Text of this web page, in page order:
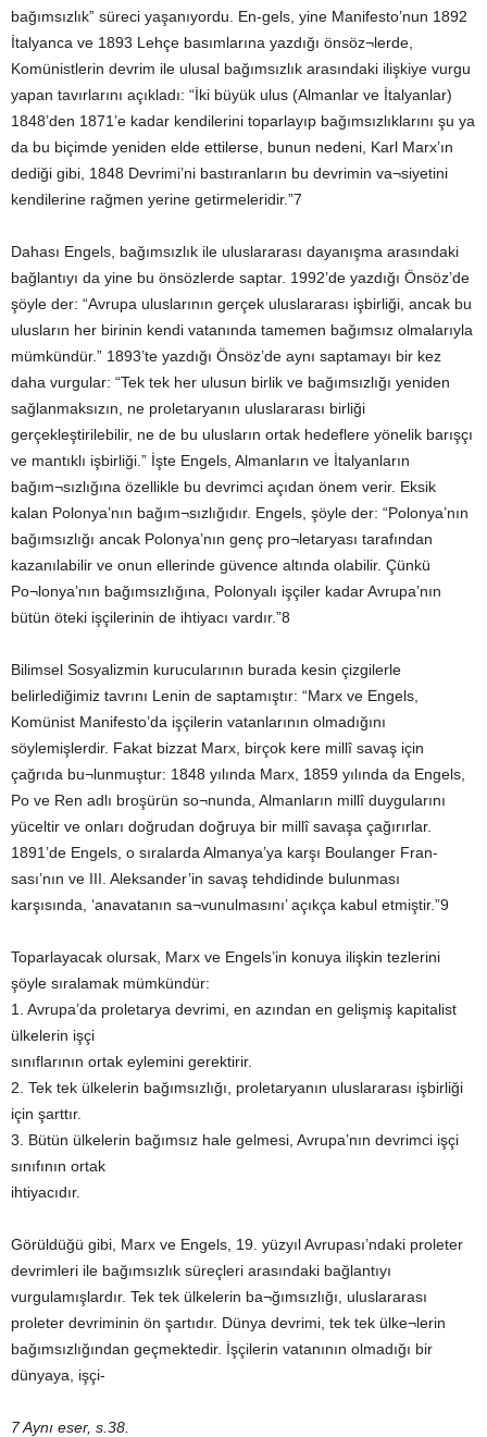
bağımsızlık” süreci yaşanıyordu. En-gels, yine Manifesto’nun 1892
İtalyanca ve 1893 Lehçe basımlarına yazdığı önsöz¬lerde,
Komünistlerin devrim ile ulusal bağımsızlık arasındaki ilişkiye vurgu
yapan tavırlarını açıkladı: “İki büyük ulus (Almanlar ve İtalyanlar)
1848’den 1871’e kadar kendilerini toparlayıp bağımsızlıklarını şu ya
da bu biçimde yeniden elde ettilerse, bunun nedeni, Karl Marx’ın
dediği gibi, 1848 Devrimi’ni bastıranların bu devrimin va¬siyetini
kendilerine rağmen yerine getirmeleridir.”7
Dahası Engels, bağımsızlık ile uluslararası dayanışma arasındaki
bağlantıyı da yine bu önsözlerde saptar. 1992’de yazdığı Önsöz’de
şöyle der: “Avrupa uluslarının gerçek uluslararası işbirliği, ancak bu
ulusların her birinin kendi vatanında tamemen bağımsız olmalarıyla
mümkündür.” 1893’te yazdığı Önsöz’de aynı saptamayı bir kez
daha vurgular: “Tek tek her ulusun birlik ve bağımsızlığı yeniden
sağlanmaksızın, ne proletaryanın uluslararası birliği
gerçekleştirilebilir, ne de bu ulusların ortak hedeflere yönelik barışçı
ve mantıklı işbirliği.” İşte Engels, Almanların ve İtalyanların
bağım¬sızlığına özellikle bu devrimci açıdan önem verir. Eksik
kalan Polonya’nın bağım¬sızlığıdır. Engels, şöyle der: “Polonya’nın
bağımsızlığı ancak Polonya’nın genç pro¬letaryası tarafından
kazanılabilir ve onun ellerinde güvence altında olabilir. Çünkü
Po¬lonya’nın bağımsızlığına, Polonyalı işçiler kadar Avrupa’nın
bütün öteki işçilerinin de ihtiyacı vardır.”8
Bilimsel Sosyalizmin kurucularının burada kesin çizgilerle
belirlediğimiz tavrını Lenin de saptamıştır: “Marx ve Engels,
Komünist Manifesto’da işçilerin vatanlarının olmadığını
söylemişlerdir. Fakat bizzat Marx, birçok kere millî savaş için
çağrıda bu¬lunmuştur: 1848 yılında Marx, 1859 yılında da Engels,
Po ve Ren adlı broşürün so¬nunda, Almanların millî duygularını
yüceltir ve onları doğrudan doğruya bir millî savaşa çağırırlar.
1891’de Engels, o sıralarda Almanya’ya karşı Boulanger Fran-
sası’nın ve III. Aleksander’in savaş tehdidinde bulunması
karşısında, ‘anavatanın sa¬vunulmasını’ açıkça kabul etmiştir.”9
Toparlayacak olursak, Marx ve Engels’in konuya ilişkin tezlerini
şöyle sıralamak mümkündür:
1. Avrupa’da proletarya devrimi, en azından en gelişmiş kapitalist
ülkelerin işçi
sınıflarının ortak eylemini gerektirir.
2. Tek tek ülkelerin bağımsızlığı, proletaryanın uluslararası işbirliği
için şarttır.
3. Bütün ülkelerin bağımsız hale gelmesi, Avrupa’nın devrimci işçi
sınıfının ortak
ihtiyacıdır.
Görüldüğü gibi, Marx ve Engels, 19. yüzyıl Avrupası’ndaki proleter
devrimleri ile bağımsızlık süreçleri arasındaki bağlantıyı
vurgulamışlardır. Tek tek ülkelerin ba¬ğımsızlığı, uluslararası
proleter devriminin ön şartıdır. Dünya devrimi, tek tek ülke¬lerin
bağımsızlığından geçmektedir. İşçilerin vatanının olmadığı bir
dünyaya, işçi-
7 Aynı eser, s.38.